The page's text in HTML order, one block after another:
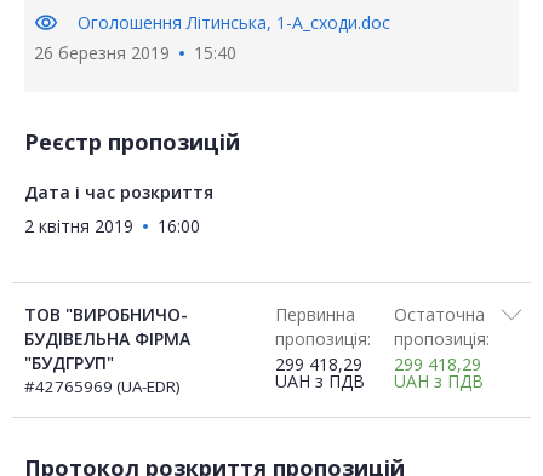
visibility
Оголошення Літинська, 1-А_сходи.doc
26 березня 2019
15:40
Реєстр пропозицій
Дата і час розкриття
2 квітня 2019
16:00
ТОВ "ВИРОБНИЧО-
БУДІВЕЛЬНА ФІРМА
"БУДГРУП"
#42765969 (UA-EDR)
Первинна
пропозиція:
299 418,29
UAH з ПДВ
Остаточна
пропозиція:
299 418,29
UAH з ПДВ
Протокол розкриття пропозицій